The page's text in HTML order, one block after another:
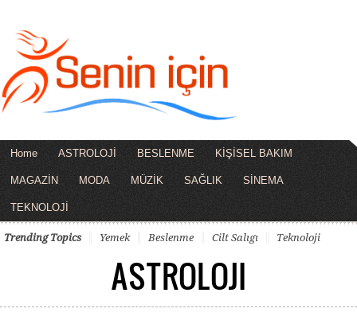
Home ASTROLOJİ BESLENME KİŞİSEL BAKIM
MAGAZİN MODA MÜZİK SAĞLIK SİNEMA
TEKNOLOJİ
Trending Topics Yemek Beslenme Cilt Salıgı Teknoloji
ASTROLOJI